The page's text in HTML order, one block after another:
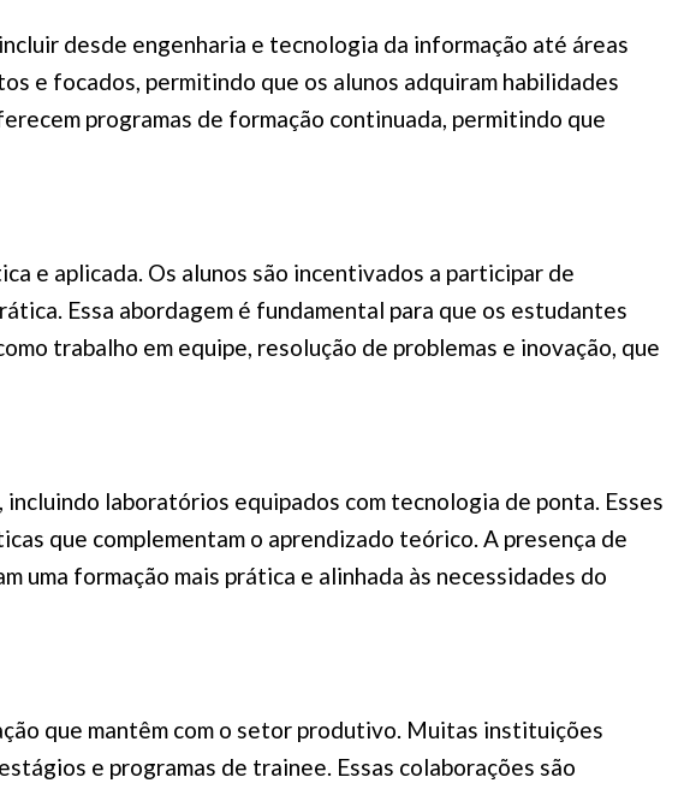
desde engenharia e tecnologia da informação até áreas
e focados, permitindo que os alunos adquiram habilidades
programas de formação continuada, permitindo que
e aplicada. Os alunos são incentivados a participar de
Essa abordagem é fundamental para que os estudantes
trabalho em equipe, resolução de problemas e inovação, que
laboratórios equipados com tecnologia de ponta. Esses
que complementam o aprendizado teórico. A presença de
uma formação mais prática e alinhada às necessidades do
que mantêm com o setor produtivo. Muitas instituições
e programas de trainee. Essas colaborações são